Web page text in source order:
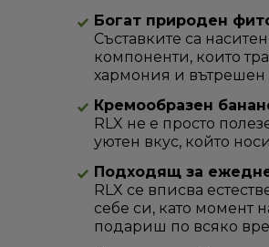
Богат природен
Съставките са
компоненти, които
хармония и вътрешен
Кремообразен
RLX не е просто
уютен вкус, който
Подходящ за
RLX се вписва
себе си, като момент
подариш по всяко